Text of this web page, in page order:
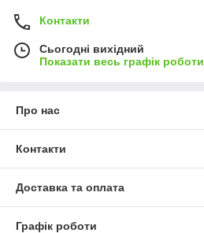
Контакти
Сьогодні вихідний
Показати весь графік роботи
Про нас
Контакти
Доставка та оплата
Графік роботи